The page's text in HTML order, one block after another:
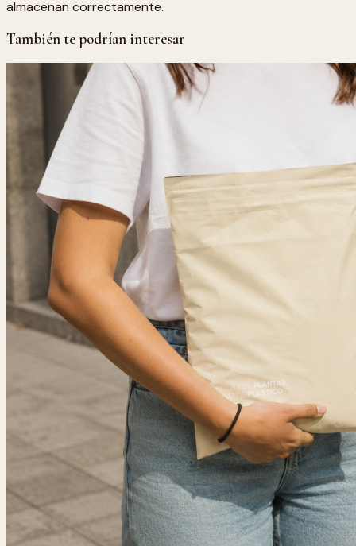
almacenan correctamente.
También te podrían interesar